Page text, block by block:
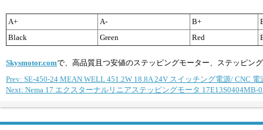
A+ A- B+
Black
Green Red
Skysmotor.comで、高品質且つ安値のステッピングモーター、ステッピン
Prev: SE-450-24 MEAN WELL 451.2W 18.8A 24V スイッチング電源/ CNC 電
Next: Nema 17 エクスターナルリニアステッピングモータ 17E13S0404MB-